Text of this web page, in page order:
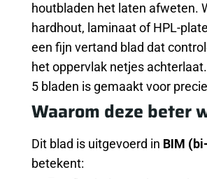
houtbladen het laten afweten.
hardhout, laminaat of HPL-
een fijn vertand blad dat
het oppervlak netjes
5 bladen is gemaakt voor
Waarom deze beter
Dit blad is uitgevoerd in BIM
betekent: